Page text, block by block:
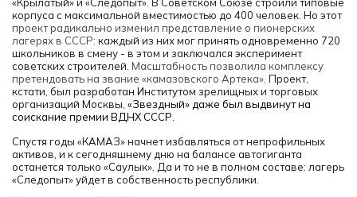
«Крылатый» и «Следопыт». В Советском Союзе строили типовые
корпуса с максимальной вместимостью до 400 человек. Но этот
проект радикально изменил представление о пионерских
лагерях в СССР: каждый из них мог принять одновременно 720
школьников в смену - в этом и заключался эксперимент
советских строителей. Масштабность позволила комплексу
претендовать на звание «камазовского Артека». Проект,
кстати, был разработан Институтом зрелищных и торговых
организаций Москвы, «Звездный» даже был выдвинут на
соискание премии ВДНХ СССР.
Спустя годы «КАМАЗ» начнет избавляться от непрофильных
активов, и к сегодняшнему дню на балансе автогиганта
останется только «Саулык». Да и то не в полном составе: лагерь
«Следопыт» уйдет в собственность республики.